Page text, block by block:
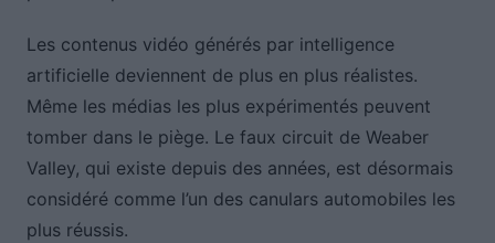
Les contenus vidéo générés par intelligence
artificielle deviennent de plus en plus réalistes.
Même les médias les plus expérimentés peuvent
tomber dans le piège. Le faux circuit de Weaber
Valley, qui existe depuis des années, est désormais
considéré comme l’un des canulars automobiles les
plus réussis.